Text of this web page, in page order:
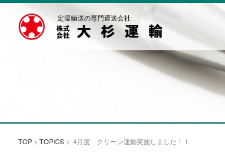
定温輸送の専門運送会社
TOP > TOPICS > 4月度 クリーン運動実施しました！！